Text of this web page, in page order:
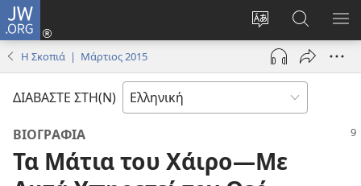
JW.ORG
Αλλαγή
γλώσσας
ιστότοπου
Σύνδεση
(ανοίγει
παράθυρο)
στο
JW.ORG
Η Σκοπιά | Μάρτιος 2015
ΔΙΑΒΑΣΤΕ ΣΤΗ(Ν)
ΒΙΟΓΡΑΦΙΑ
Τα Μάτια του Χάιρο—Με